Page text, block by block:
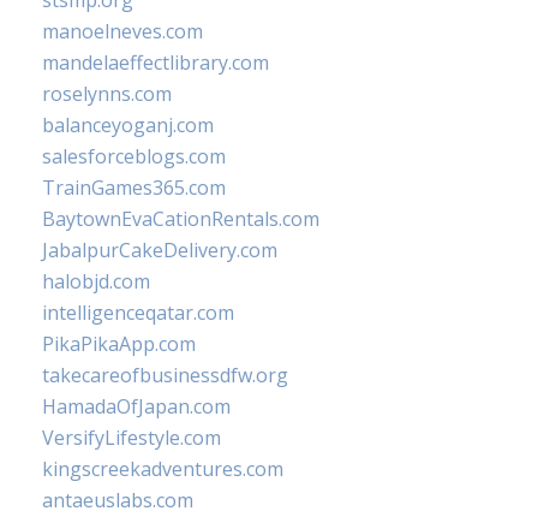
manoelneves.com
mandelaeffectlibrary.com
roselynns.com
balanceyoganj.com
salesforceblogs.com
TrainGames365.com
BaytownEvaCationRentals.com
JabalpurCakeDelivery.com
halobjd.com
intelligenceqatar.com
PikaPikaApp.com
takecareofbusinessdfw.org
HamadaOfJapan.com
VersifyLifestyle.com
kingscreekadventures.com
antaeuslabs.com